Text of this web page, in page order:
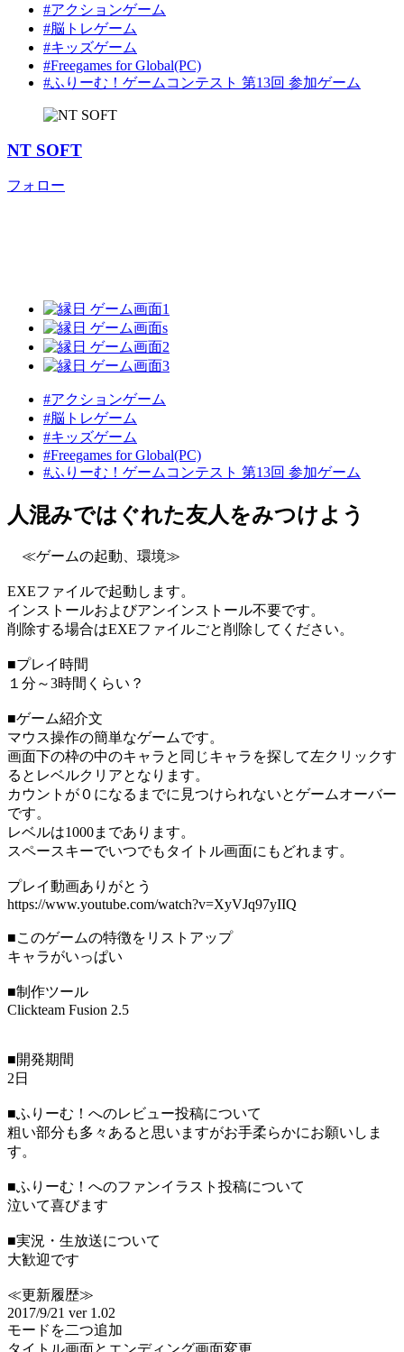
#アクションゲーム
#脳トレゲーム
#キッズゲーム
#Freegames for Global(PC)
#ふりーむ！ゲームコンテスト 第13回 参加ゲーム
NT SOFT
フォロー
#アクションゲーム
#脳トレゲーム
#キッズゲーム
#Freegames for Global(PC)
#ふりーむ！ゲームコンテスト 第13回 参加ゲーム
人混みではぐれた友人をみつけよう
≪ゲームの起動、環境≫
EXEファイルで起動します。
インストールおよびアンインストール不要です。
削除する場合はEXEファイルごと削除してください。
■プレイ時間
１分～3時間くらい？
■ゲーム紹介文
マウス操作の簡単なゲームです。
画面下の枠の中のキャラと同じキャラを探して左クリックす
るとレベルクリアとなります。
カウントが０になるまでに見つけられないとゲームオーバー
です。
レベルは1000まであります。
スペースキーでいつでもタイトル画面にもどれます。
プレイ動画ありがとう
https://www.youtube.com/watch?v=XyVJq97yIIQ
■このゲームの特徴をリストアップ
キャラがいっぱい
■制作ツール
Clickteam Fusion 2.5
■開発期間
2日
■ふりーむ！へのレビュー投稿について
粗い部分も多々あると思いますがお手柔らかにお願いしま
す。
■ふりーむ！へのファンイラスト投稿について
泣いて喜びます
■実況・生放送について
大歓迎です
≪更新履歴≫
2017/9/21 ver 1.02
モードを二つ追加
タイトル画面とエンディング画面変更